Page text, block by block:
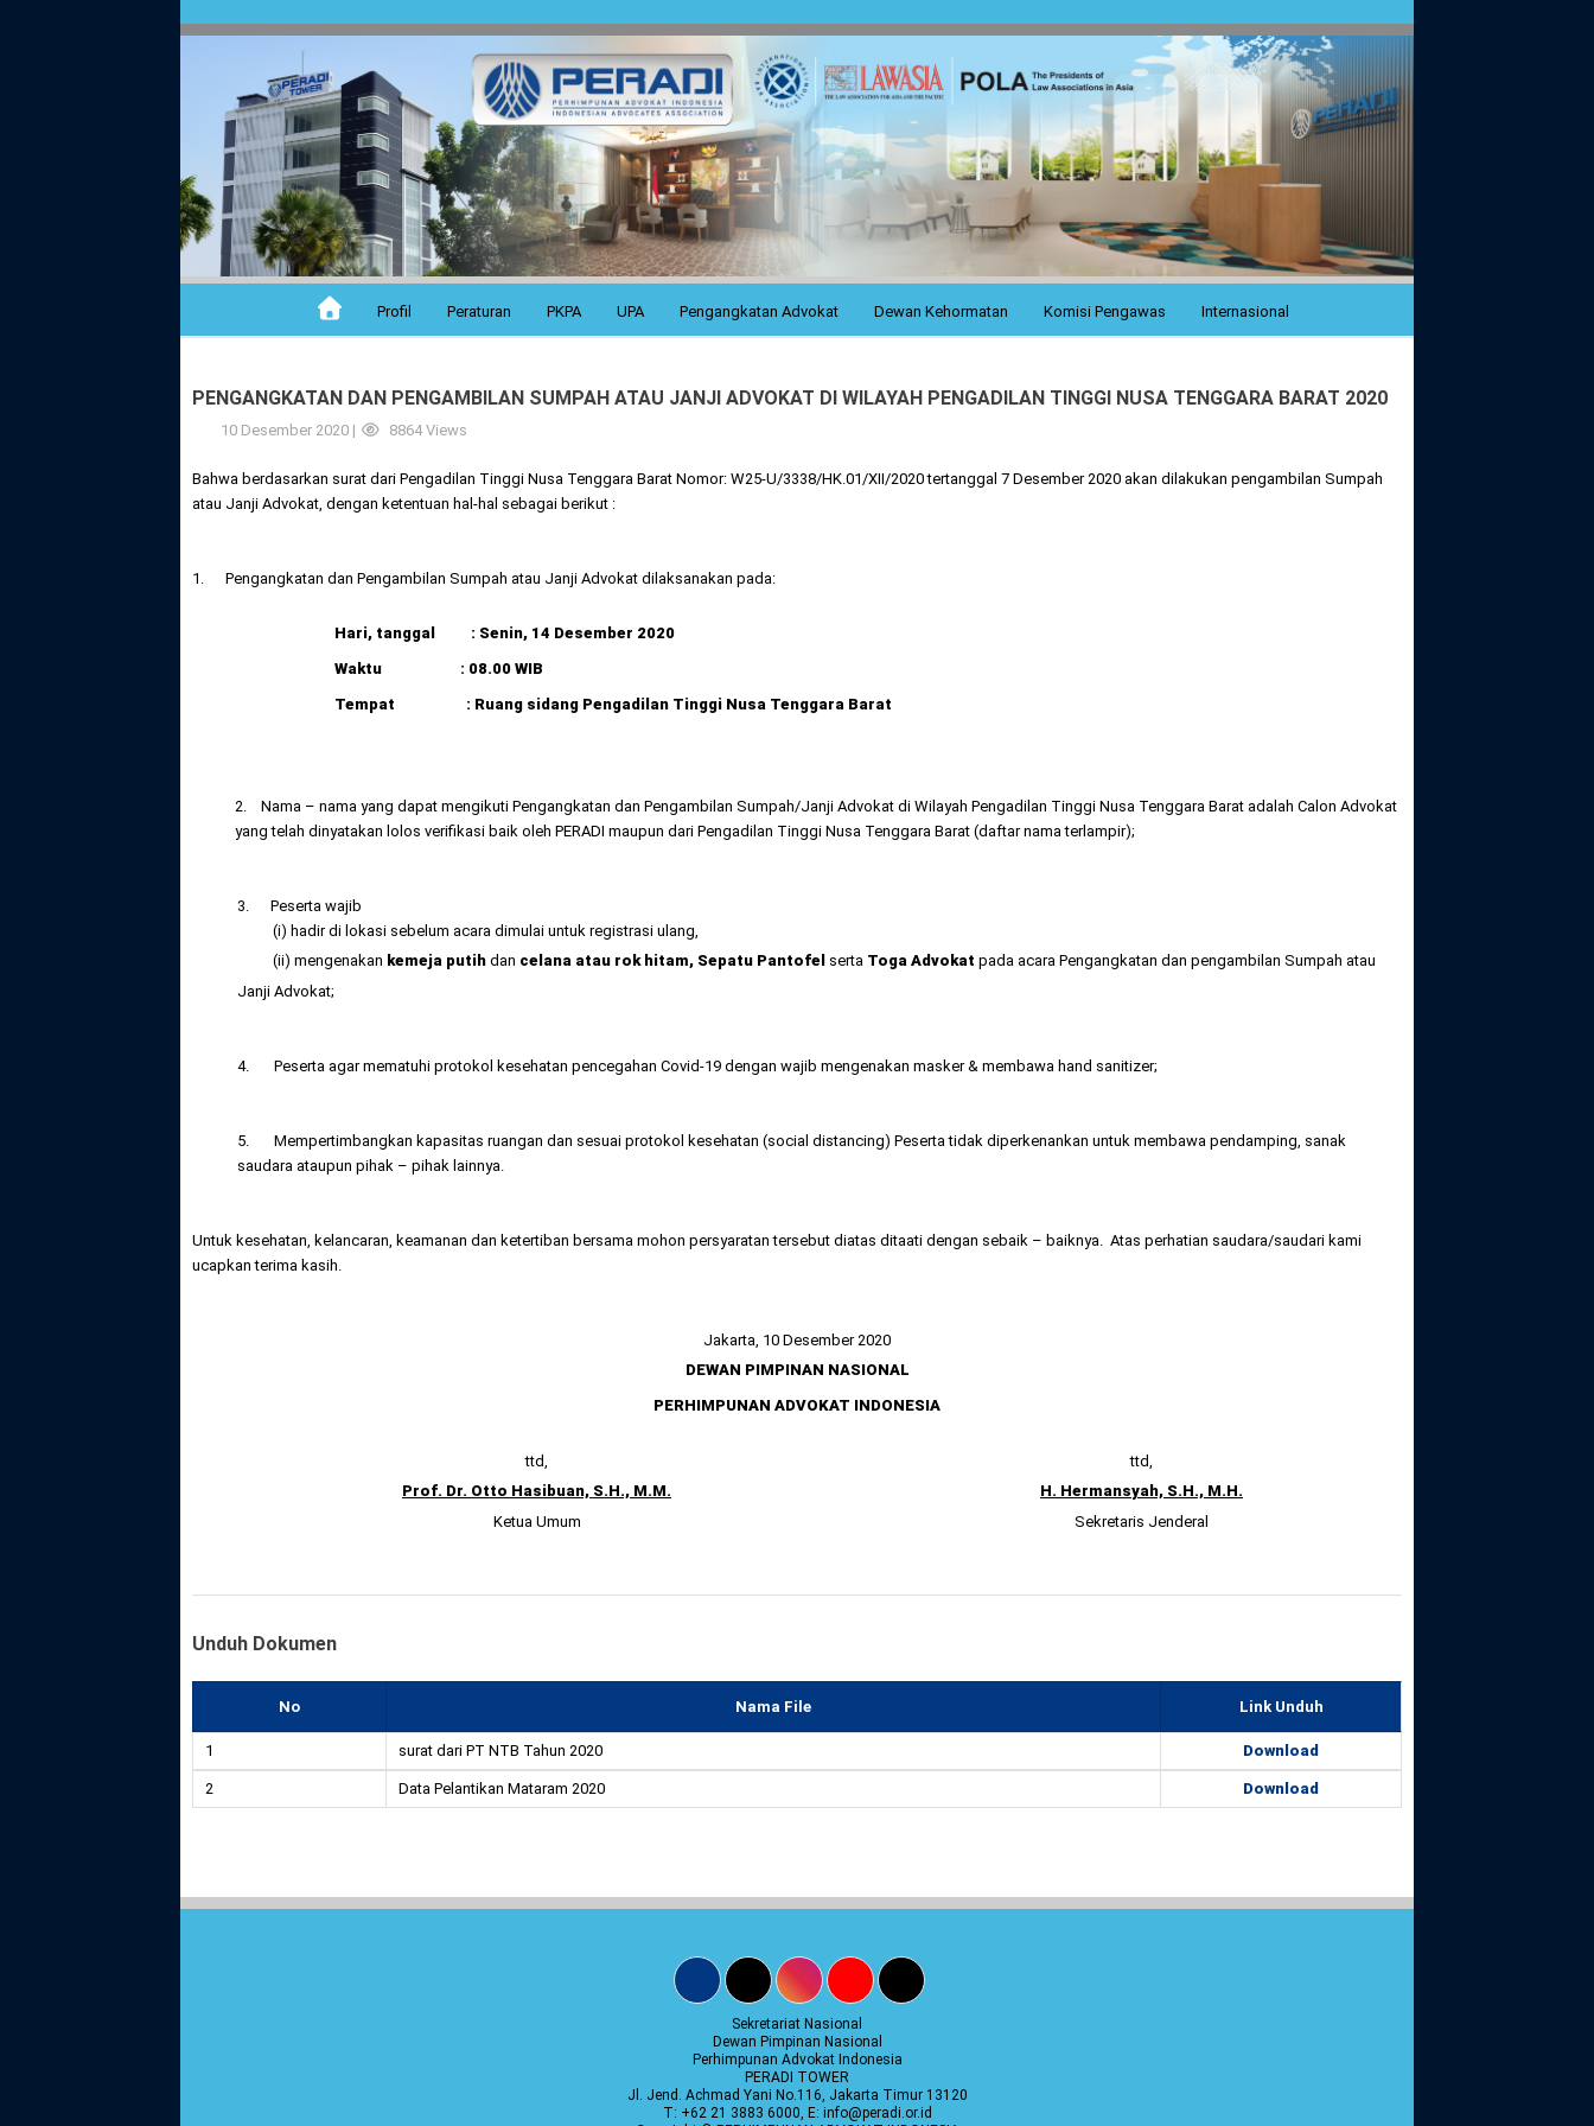
Profil Peraturan PKPA UPA Pengangkatan Advokat Dewan Kehormatan Komisi Pengawas Internasional
PENGANGKATAN DAN PENGAMBILAN SUMPAH ATAU JANJI ADVOKAT DI WILAYAH PENGADILAN TINGGI NUSA TENGGARA BARAT 2020
10 Desember 2020 | 8864 Views
Bahwa berdasarkan surat dari Pengadilan Tinggi Nusa Tenggara Barat Nomor: W25-U/3338/HK.01/XII/2020 tertanggal 7 Desember 2020 akan dilakukan pengambilan Sumpah
atau Janji Advokat, dengan ketentuan hal-hal sebagai berikut :
1. Pengangkatan dan Pengambilan Sumpah atau Janji Advokat dilaksanakan pada:
Hari, tanggal : Senin, 14 Desember 2020
Waktu : 08.00 WIB
Tempat : Ruang sidang Pengadilan Tinggi Nusa Tenggara Barat
2. Nama – nama yang dapat mengikuti Pengangkatan dan Pengambilan Sumpah/Janji Advokat di Wilayah Pengadilan Tinggi Nusa Tenggara Barat adalah Calon Advokat
yang telah dinyatakan lolos verifikasi baik oleh PERADI maupun dari Pengadilan Tinggi Nusa Tenggara Barat (daftar nama terlampir);
3. Peserta wajib
(i) hadir di lokasi sebelum acara dimulai untuk registrasi ulang,
(ii) mengenakan kemeja putihdan celana atau rok hitam, Sepatu Pantofel serta Toga Advokat pada acara Pengangkatan dan pengambilan Sumpah atau
Janji Advokat;
4. Peserta agar mematuhi protokol kesehatan pencegahan Covid-19 dengan wajib mengenakan masker & membawa hand sanitizer;
5. Mempertimbangkan kapasitas ruangan dan sesuai protokol kesehatan (social distancing) Peserta tidak diperkenankan untuk membawa pendamping, sanak
saudara ataupun pihak – pihak lainnya.
Untuk kesehatan, kelancaran, keamanan dan ketertiban bersama mohon persyaratan tersebut diatas ditaati dengan sebaik – baiknya. Atas perhatian saudara/saudari kami
ucapkan terima kasih.
Jakarta, 10 Desember 2020
DEWAN PIMPINAN NASIONAL
PERHIMPUNAN ADVOKAT INDONESIA
ttd,
ttd,
Prof. Dr. Otto Hasibuan, S.H., M.M.
H. Hermansyah, S.H., M.H.
Ketua Umum
Sekretaris Jenderal
Unduh Dokumen
No Nama File Link Unduh
1 surat dari PT NTB Tahun 2020 Download
2 Data Pelantikan Mataram 2020 Download
Sekretariat Nasional
Dewan Pimpinan Nasional
Perhimpunan Advokat Indonesia
PERADI TOWER
Jl. Jend. Achmad Yani No.116, Jakarta Timur 13120
T: +62 21 3883 6000, E: info@peradi.or.id